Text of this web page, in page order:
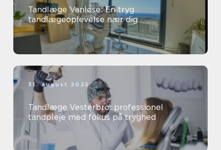
Tandlæge Vanløse: En tryg
tandlægeoplevelse nær dig
31. august 2025
Tandlæge Vesterbro: professionel
tandpleje med fokus på tryghed